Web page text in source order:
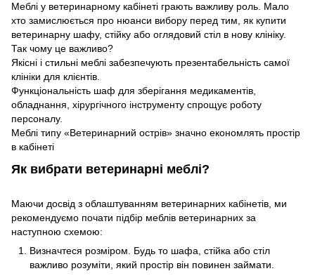
Меблі у ветеринарному кабінеті грають важливу роль. Мало
хто замислюється про нюанси вибору перед тим, як купити
ветеринарну шафу, стійку або оглядовий стіл в нову клініку.
Так чому це важливо?
Якісні і стильні меблі забезпечують презентабельність самої
клініки для клієнтів.
Функціональність шаф для зберігання медикаментів,
обладнання, хірургічного інструменту спрощує роботу
персоналу.
Меблі типу «Ветеринарний острів» значно економлять простір
в кабінеті
Як вибрати ветеринарні меблі?
Маючи досвід з облаштуванням ветеринарних кабінетів, ми
рекомендуємо почати підбір меблів ветеринарних за
наступною схемою:
Визначтеся розміром. Будь то шафа, стійка або стіл
важливо розуміти, який простір він повинен займати.